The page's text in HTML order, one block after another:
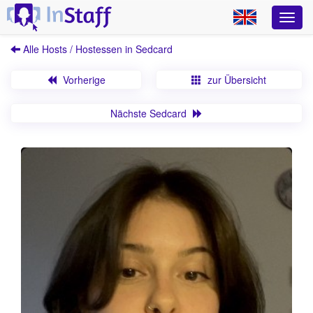
Alle Hosts / Hostessen in Sedcard
Vorherige zur Übersicht
Nächste Sedcard